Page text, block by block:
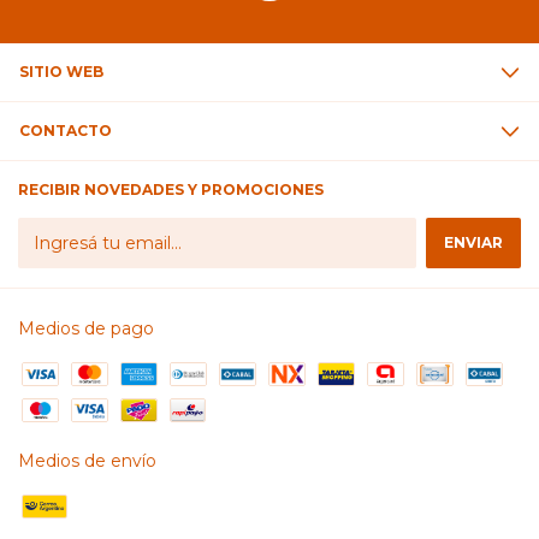
SITIO WEB
CONTACTO
RECIBIR NOVEDADES Y PROMOCIONES
Medios de pago
Medios de envío